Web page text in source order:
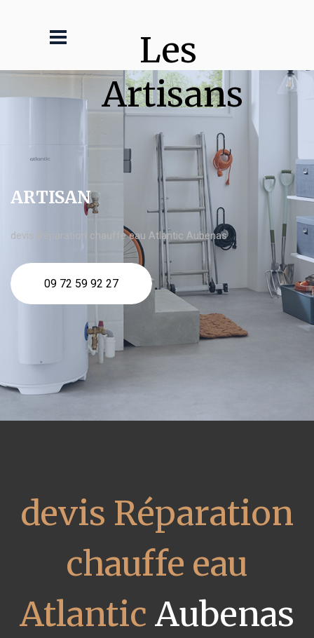
Les
Artisans
ARTISAN
devis Réparation chauffe eau Atlantic Aubenas
09 72 59 92 27
devis Réparation
chauffe eau
Atlantic Aubenas